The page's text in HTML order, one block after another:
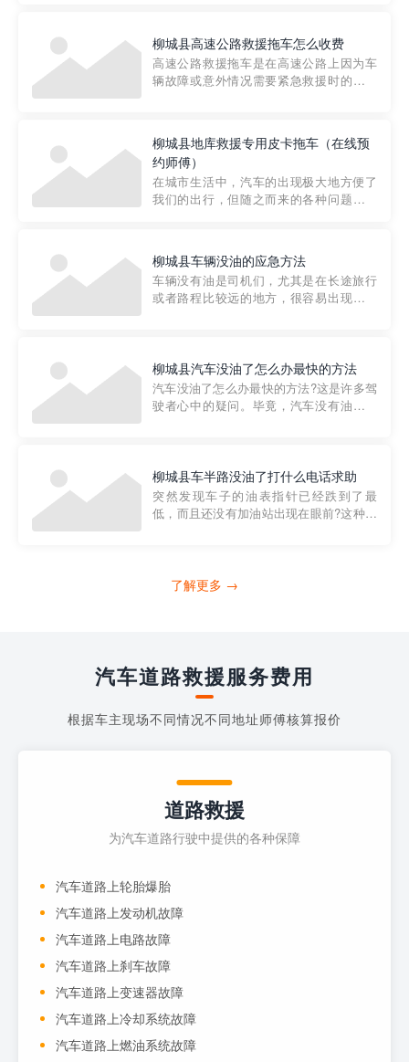
细解析一下市区事故救援拖车的收费标
准，以及在选用拖车服务时应注...
柳城县高速公路救援拖车怎么收费
高速公路救援拖车是在高速公路上因为车
辆故障或意外情况需要紧急救援时的必备
路救援拖车的收费标准是由当地交通管理
部门制定的。起步价通...
柳城县地库救援专用皮卡拖车（在线预
约师傅）
在城市生活中，汽车的出现极大地方便了
我们的出行，但随之而来的各种问题也让
紧急情况下，我们需要一种高效可靠的救
援方式。而这时，地库救援专...
柳城县车辆没油的应急方法
车辆没有油是司机们，尤其是在长途旅行
或者路程比较远的地方，很容易出现这种
的送油师傅，解决没油的紧急情况。 首
先，让我们来了解一下穿...
柳城县汽车没油了怎么办最快的方法
汽车没油了怎么办最快的方法?这是许多驾
驶者心中的疑问。毕竟，汽车没有油就无
越者小程序是一款专门解决汽车没油问题
的在线服务平台。通过...
柳城县车半路没油了打什么电话求助
突然发现车子的油表指针已经跌到了最
低，而且还没有加油站出现在眼前?这种情
打4006363122请求送油人员来帮助你。
了解更多 →
汽车道路救援服务费用
根据车主现场不同情况不同地址师傅核算报价
道路救援
为汽车道路行驶中提供的各种保障
汽车道路上轮胎爆胎
汽车道路上发动机故障
汽车道路上电路故障
汽车道路上刹车故障
汽车道路上变速器故障
汽车道路上冷却系统故障
汽车道路上燃油系统故障